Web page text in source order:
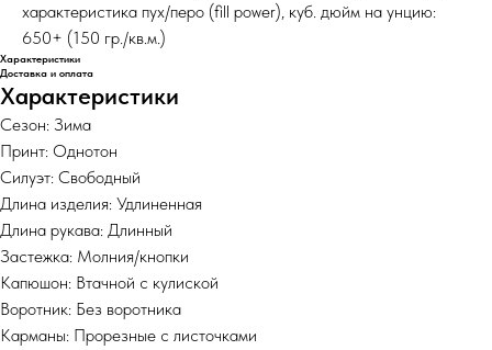
характеристика пух/перо (fill power), куб. дюйм на унцию:
650+ (150 гр./кв.м.)
Характеристики
Доставка и оплата
Характеристики
Сезон: Зима
Принт: Однотон
Силуэт: Свободный
Длина изделия: Удлиненная
Длина рукава: Длинный
Застежка: Молния/кнопки
Капюшон: Втачной с кулиской
Воротник: Без воротника
Карманы: Прорезные с листочками